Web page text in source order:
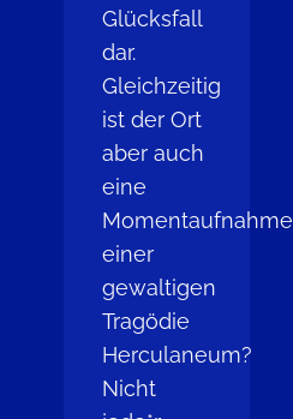
Glücksfall
dar.
Gleichzeitig
ist der Ort
aber auch
eine
Momentaufnahme
einer
gewaltigen
Tragödie
Herculaneum?
Nicht